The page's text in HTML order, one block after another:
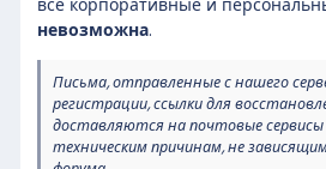
невозможна.
Письма, отправленные с нашего
регистрации, ссылки для
доставляются на почтовые
техническим причинам, не